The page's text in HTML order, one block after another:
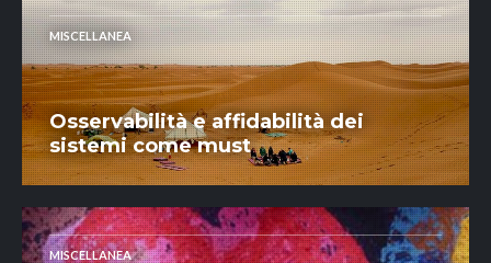
MISCELLANEA
Osservabilità e affidabilità dei
sistemi come must
MISCELLANEA